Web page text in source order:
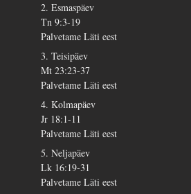
2. Esmaspäev
Tn 9:3-19
Palvetame Läti eest
3. Teisipäev
Mt 23:23-37
Palvetame Läti eest
4. Kolmapäev
Jr 18:1-11
Palvetame Läti eest
5. Neljapäev
Lk 16:19-31
Palvetame Läti eest